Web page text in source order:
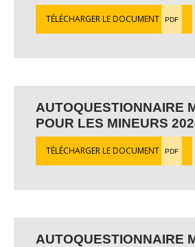
TÉLÉCHARGER LE DOCUMENT PDF
AUTOQUESTIONNAIRE
POUR LES MINEURS
TÉLÉCHARGER LE DOCUMENT PDF
AUTOQUESTIONNAIRE